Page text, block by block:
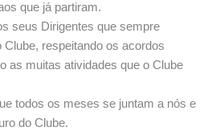
que já partiram.
seus Dirigentes que sempre
Clube, respeitando os acordos
as muitas atividades que o Clube
todos os meses se juntam a nós e
do Clube.